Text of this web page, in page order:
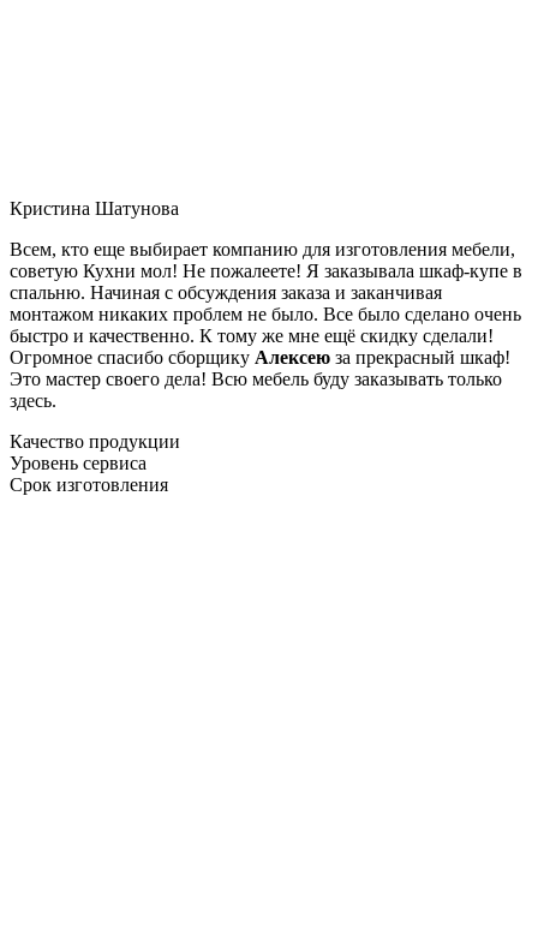
Кристина Шатунова
Всем, кто еще выбирает компанию для изготовления мебели,
советую Кухни мол! Не пожалеете! Я заказывала шкаф-купе в
спальню. Начиная с обсуждения заказа и заканчивая
монтажом никаких проблем не было. Все было сделано очень
быстро и качественно. К тому же мне ещё скидку сделали!
Огромное спасибо сборщику Алексею за прекрасный шкаф!
Это мастер своего дела! Всю мебель буду заказывать только
здесь.
Качество продукции
Уровень сервиса
Срок изготовления